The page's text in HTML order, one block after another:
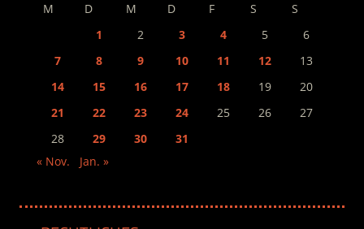
M D M D F S
S
1
2 3 4 5
6
7
8 9 10 11 12
13
14
15 16 17 18 19
20
21
22 23 24 25 26
27
28
29 30
31
« Nov.
Jan. »